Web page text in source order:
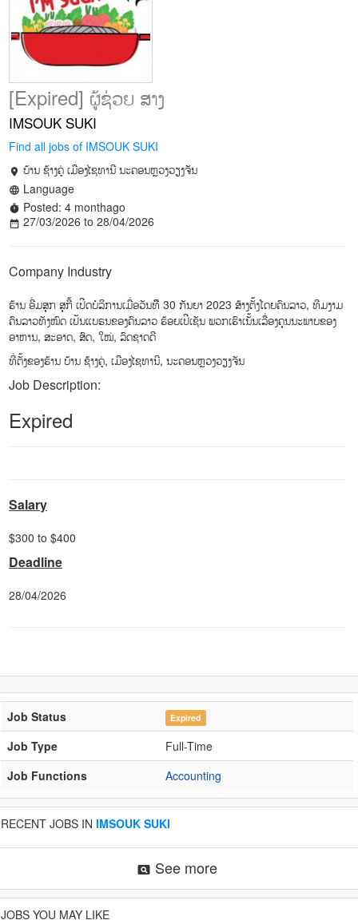
[Expired] ຜູ້ຊ່ວຍ ສາງ
IMSOUK SUKI
Find all jobs of IMSOUK SUKI
location_on ບ້ານ ຊ້າງຄູ່ ເມືອງໄຊທານີ ນະຄອນຫຼວງວຽງຈັນ
language Language
timer Posted: 4 monthago
date_range 27/03/2026 to 28/04/2026
Company Industry
ຮ້ານ ອີ່ມສຸກ ສຸກີ້ ເປີດບໍລິການເມື່ອວັນທືີ 30 ກັນຍາ 2023 ສ້າງຕັ້ງໂດຍຄົນລາວ, ທີມງາມ
ຄົນລາວທັງໝົດ ເປັນແບຣນຂອງຄົນລາວ ຮ້ອຍເປີເຊັນ ພວກເຮົາເນັ້ນເລື່ອງຄຸນນະພາບຂອງ
ອາຫານ, ສະອາດ, ສົດ, ໃໝ່, ລົດຊາດດີ
ທີ່ຕັ້ງຂອງຮ້ານ ບ້ານ ຊ້າງຄູ່, ເມືອງໄຊທານີ, ນະຄອນຫຼວງວຽງຈັນ
Job Description:
Expired
Salary
$300 to $400
Deadline
28/04/2026
Job Status Expired
Job Type
Full-Time
Job Functions
Accounting
RECENT JOBS IN IMSOUK SUKI
pageview See more
JOBS YOU MAY LIKE